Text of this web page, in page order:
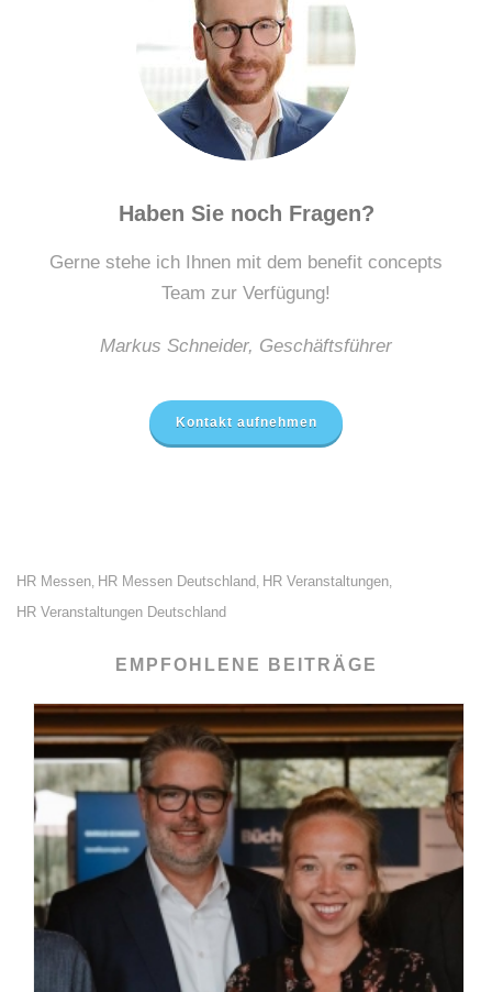
Haben Sie noch Fragen?
Gerne stehe ich Ihnen mit dem benefit concepts
Team zur Verfügung!
Markus Schneider, Geschäftsführer
Kontakt aufnehmen
HR Messen HR Messen Deutschland HR Veranstaltungen
HR Veranstaltungen Deutschland
EMPFOHLENE BEITRÄGE